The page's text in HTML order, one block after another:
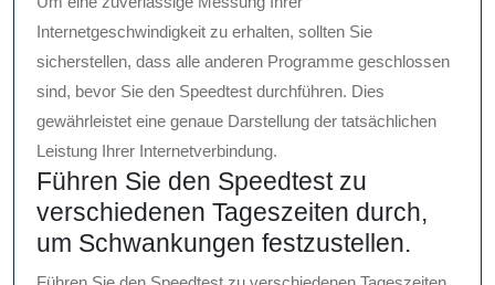
Internetgeschwindigkeit zu erhalten, sollten Sie
sicherstellen, dass alle anderen Programme geschlossen
sind, bevor Sie den Speedtest durchführen. Dies
gewährleistet eine genaue Darstellung der tatsächlichen
Leistung Ihrer Internetverbindung.
Führen Sie den Speedtest zu
verschiedenen Tageszeiten durch,
um Schwankungen festzustellen.